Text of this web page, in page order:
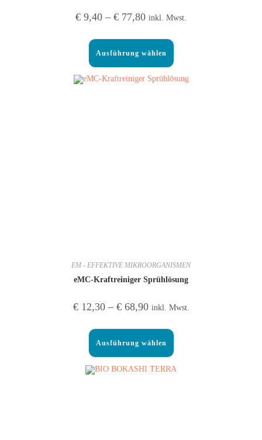
€ 9,40 – € 77,80 inkl. Mwst.
Ausführung wählen
EM - EFFEKTIVE MIKROORGANISMEN
eMC-Kraftreiniger Sprühlösung
€12,30– €68,90 inkl. Mwst.
Ausführung wählen